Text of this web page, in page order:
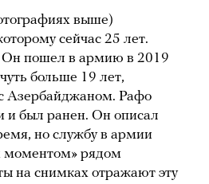
выше)
сейчас 25 лет.
пошел в армию в 2019
больше 19 лет,
Азербайджаном. Рафо
и был ранен. Он описал
но службу в армии
моментом» рядом
на снимках отражают эту